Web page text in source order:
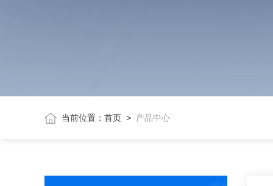
当前位置： 首页> 产品中心